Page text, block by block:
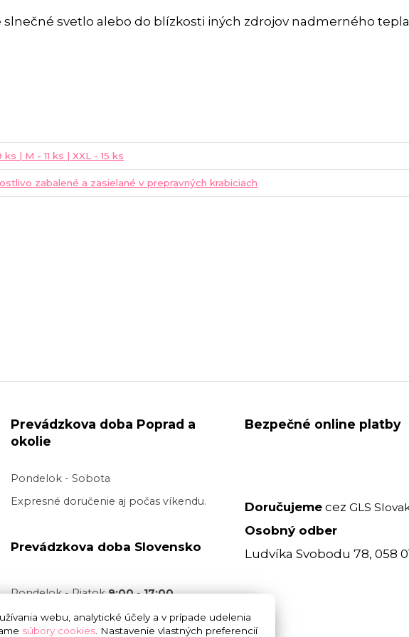
svetlo alebo do blízkosti iných zdrojov nadmerného
ks | M - 11 ks | XXL - 15 ks
zabalené a zasielané v prepravných krabiciach
Prevádzkova doba Poprad a
okolie
Pondelok - Sobota
Expresné doručenie aj počas víkendu.
Prevádzkova doba Slovensko
Pondelok - Piatok9:00 - 17:00
Doručenie v pracovný deň je realizované
Bezpečné online platby
Doručujeme cezGLS
Osobný odber
Ludvíka Svobodu 78, 058
webu, analytické účely a v prípade udelenia
súbory cookies . Nastavenie vlastných preferencií